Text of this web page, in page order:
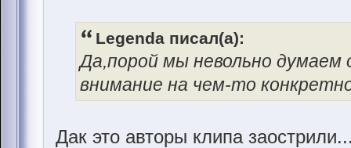
Legenda писал(а):
Да,порой мы невольно думаем
внимание на чем-то
Дак это авторы клипа